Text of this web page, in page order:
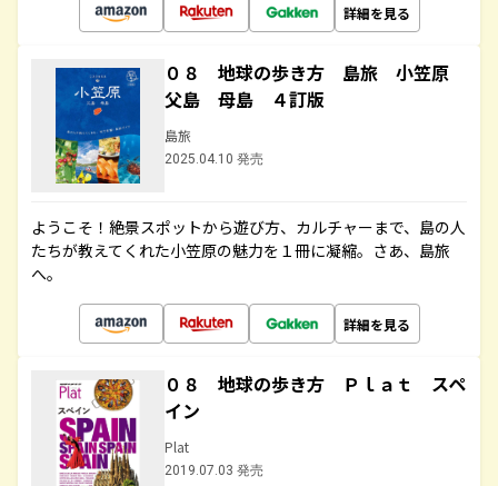
詳細を見る
０８ 地球の歩き方 島旅 小笠原
父島 母島 ４訂版
島旅
2025.04.10 発売
ようこそ！絶景スポットから遊び方、カルチャーまで、島の人
たちが教えてくれた小笠原の魅力を１冊に凝縮。さあ、島旅
へ。
詳細を見る
０８ 地球の歩き方 Ｐｌａｔ スペ
イン
Plat
2019.07.03 発売